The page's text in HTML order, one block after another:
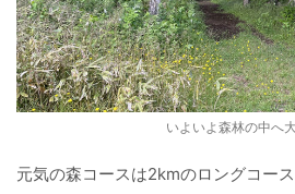
いよいよ森林の中へ
元気の森コースは2kmのロングコー